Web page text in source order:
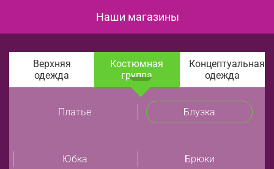
Наши магазины
Верхняя
одежда
Костюмная
группа
Концептуальная
одежда
Платье Блузка
Юбка Брюки